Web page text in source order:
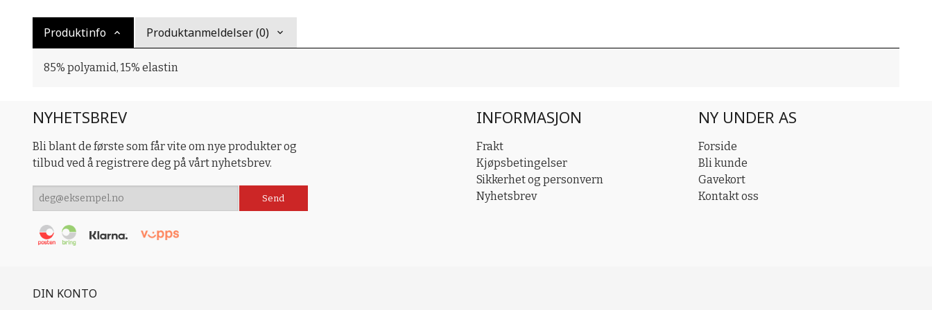
Produktinfo Produktanmeldelser (0)
85% polyamid, 15% elastin
NYHETSBREV
Bli blant de første som får vite om nye produkter og
tilbud ved å registrere deg på vårt nyhetsbrev.
INFORMASJON
Frakt
Kjøpsbetingelser
Sikkerhet og personvern
Nyhetsbrev
NY UNDER AS
Forside
Bli kunde
Gavekort
Kontakt oss
DIN KONTO